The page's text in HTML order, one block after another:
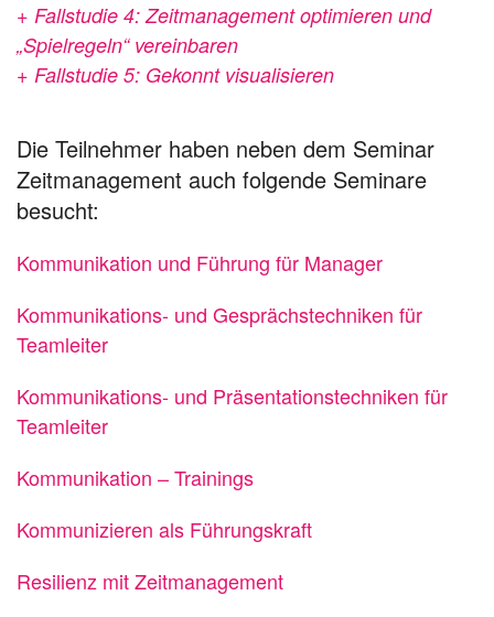
+ Fallstudie 4: Zeitmanagement optimieren und
„Spielregeln“ vereinbaren
+ Fallstudie 5: Gekonnt visualisieren
Die Teilnehmer haben neben dem Seminar
Zeitmanagement auch folgende Seminare
besucht:
Kommunikation und Führung für Manager
Kommunikations- und Gesprächstechniken für
Teamleiter
Kommunikations- und Präsentationstechniken für
Teamleiter
Kommunikation – Trainings
Kommunizieren als Führungskraft
Resilienz mit Zeitmanagement